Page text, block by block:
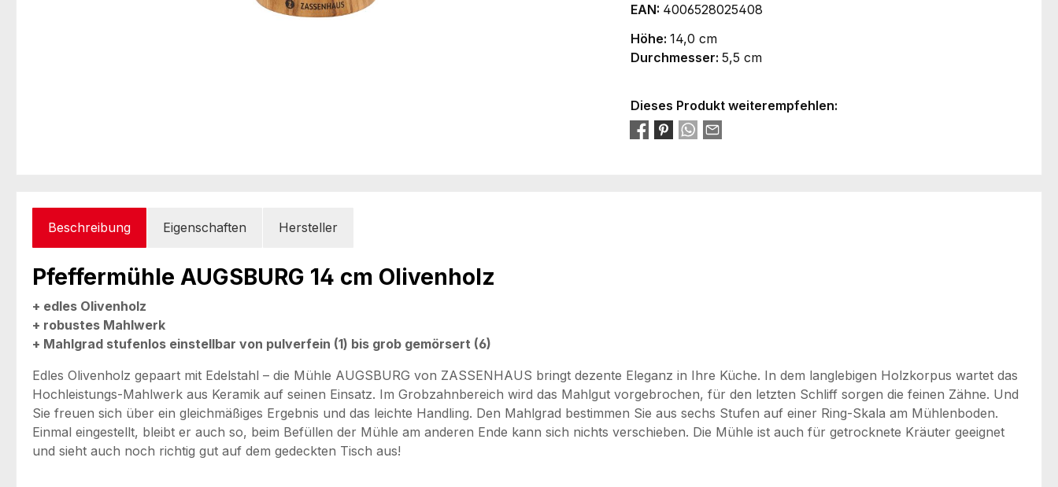
EAN: 4006528025408
Höhe: 14,0 cm
Durchmesser: 5,5 cm
Dieses Produkt weiterempfehlen:
Beschreibung Eigenschaften Hersteller
Pfeffermühle AUGSBURG 14 cm Olivenholz
+ edles Olivenholz
+ robustes Mahlwerk
+ Mahlgrad stufenlos einstellbar von pulverfein (1) bis grob gemörsert (6)
Edles Olivenholz gepaart mit Edelstahl – die Mühle AUGSBURG von ZASSENHAUS bringt dezente Eleganz in Ihre Küche. In dem langlebigen Holzkorpus wartet das
Hochleistungs-Mahlwerk aus Keramik auf seinen Einsatz. Im Grobzahnbereich wird das Mahlgut vorgebrochen, für den letzten Schliff sorgen die feinen Zähne. Und
Sie freuen sich über ein gleichmäßiges Ergebnis und das leichte Handling. Den Mahlgrad bestimmen Sie aus sechs Stufen auf einer Ring-Skala am Mühlenboden.
Einmal eingestellt, bleibt er auch so, beim Befüllen der Mühle am anderen Ende kann sich nichts verschieben. Die Mühle ist auch für getrocknete Kräuter geeignet
und sieht auch noch richtig gut auf dem gedeckten Tisch aus!